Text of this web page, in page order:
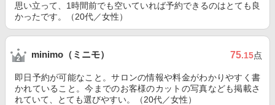
思い立って、1時間前でも空いていれば予約できるのはとても良
かったです。（20代／女性）
minimo（ミニモ） 75.15点
即日予約が可能なこと。サロンの情報や料金がわかりやすく書
かれていること。今までのお客様のカットの写真なども掲載さ
れていて、とても選びやすい。（20代／女性）